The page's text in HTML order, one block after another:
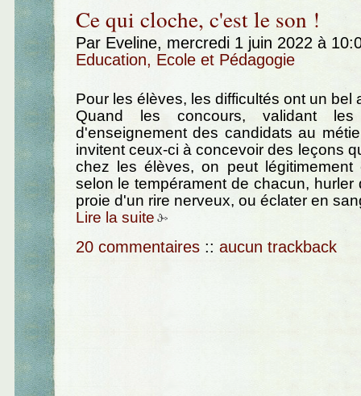
Ce qui cloche, c'est le son !
Par Eveline, mercredi 1 juin 2022 à
Education, Ecole et Pédagogie
Pour les élèves, les difficultés ont un bel
Quand les concours, validant les
d'enseignement des candidats au
invitent ceux-ci à concevoir des leçons
chez les élèves, on peut légitimement
selon le tempérament de chacun, hurler
proie d'un rire nerveux, ou éclater en
Lire la suite
20 commentaires :: aucun trackback